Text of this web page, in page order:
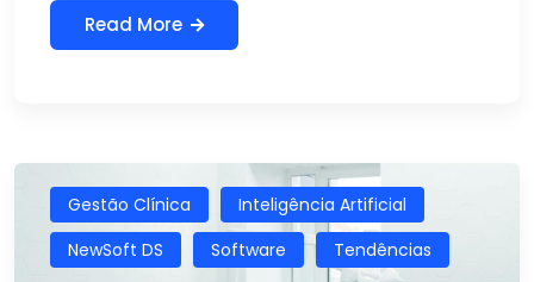
Read More
Gestão Clínica
Inteligência Artificial
NewSoft DS
Software Tendências